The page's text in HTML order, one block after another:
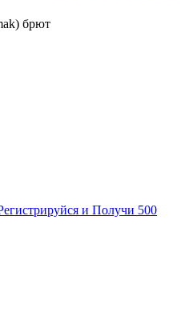
брют
и Получи 500